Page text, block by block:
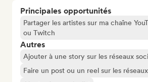
Principales opportunités
Partager les artistes sur ma chaîne
ou Twitch
Autres
Ajouter à une story sur les réseaux
Faire un post ou un reel sur les